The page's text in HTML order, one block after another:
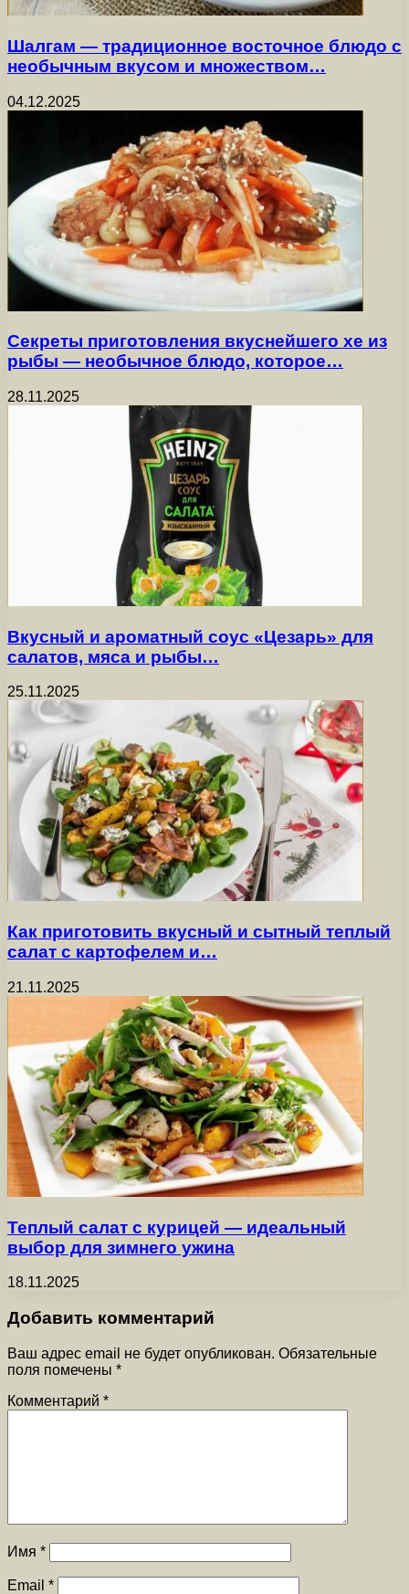
Шалгам — традиционное восточное блюдо с
необычным вкусом и множеством…
04.12.2025
Секреты приготовления вкуснейшего хе из
рыбы — необычное блюдо, которое…
28.11.2025
Вкусный и ароматный соус «Цезарь» для
салатов, мяса и рыбы…
25.11.2025
Как приготовить вкусный и сытный теплый
салат с картофелем и…
21.11.2025
Теплый салат с курицей — идеальный
выбор для зимнего ужина
18.11.2025
Добавить комментарий
Ваш адрес email не будет опубликован. Обязательные
поля помечены *
Комментарий *
Имя *
Email *